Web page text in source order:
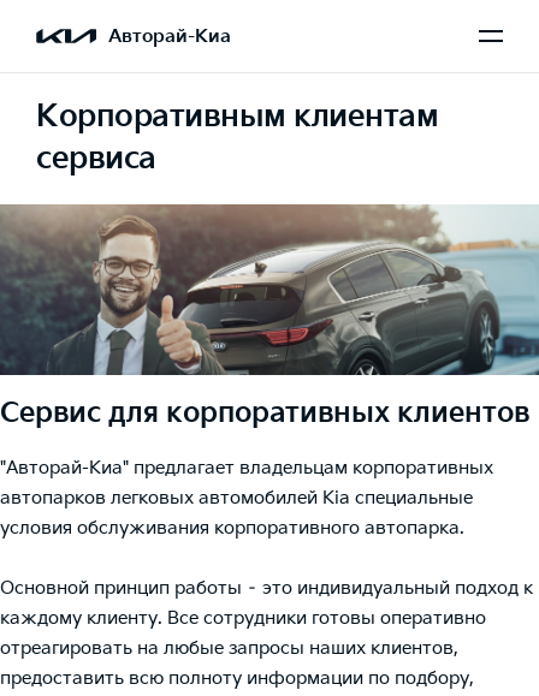
Авторай-Киа
Корпоративным клиентам
сервиса
Сервис для корпоративных клиентов
"Авторай-Киа" предлагает владельцам корпоративных
автопарков легковых автомобилей Kia специальные
условия обслуживания корпоративного автопарка.
Основной принцип работы – это индивидуальный подход к
каждому клиенту. Все сотрудники готовы оперативно
отреагировать на любые запросы наших клиентов,
предоставить всю полноту информации по подбору,